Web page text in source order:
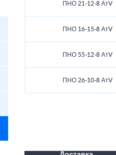
ПНО 21-12-8 АтV
ПНО 16-15-8 АтV
ПНО 55-12-8 АтV
ПНО 26-10-8 АтV